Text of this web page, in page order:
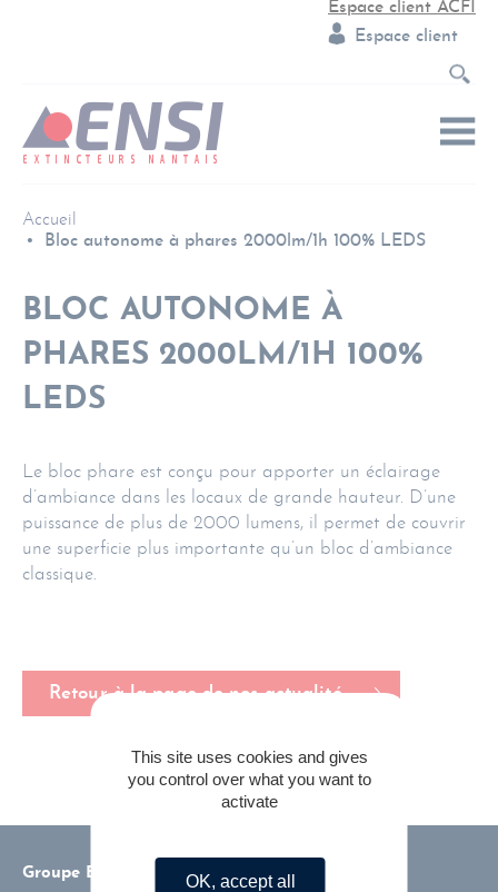
Espace client ACFI
Espace client
Accueil
Bloc autonome à phares 2000lm/1h 100% LEDS
BLOC AUTONOME À
PHARES 2000LM/1H 100%
LEDS
Le bloc phare est conçu pour apporter un éclairage
d’ambiance dans les locaux de grande hauteur. D’une
puissance de plus de 2000 lumens, il permet de couvrir
une superficie plus importante qu’un bloc d’ambiance
classique.
Retour à la page de nos actualité
Groupe ENSI
This site uses cookies and gives
you control over what you want to
activate
OK, accept all